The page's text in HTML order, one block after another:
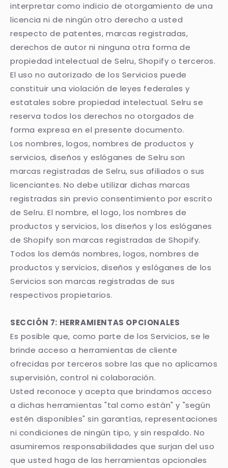
interpretar como indicio de otorgamiento de una
licencia ni de ningún otro derecho a usted
respecto de patentes, marcas registradas,
derechos de autor ni ninguna otra forma de
propiedad intelectual de Selru, Shopify o terceros.
El uso no autorizado de los Servicios puede
constituir una violación de leyes federales y
estatales sobre propiedad intelectual. Selru se
reserva todos los derechos no otorgados de
forma expresa en el presente documento.
Los nombres, logos, nombres de productos y
servicios, diseños y eslóganes de Selru son
marcas registradas de Selru, sus afiliados o sus
licenciantes. No debe utilizar dichas marcas
registradas sin previo consentimiento por escrito
de Selru. El nombre, el logo, los nombres de
productos y servicios, los diseños y los eslóganes
de Shopify son marcas registradas de Shopify.
Todos los demás nombres, logos, nombres de
productos y servicios, diseños y eslóganes de los
Servicios son marcas registradas de sus
respectivos propietarios.
SECCIÓN 7: HERRAMIENTAS OPCIONALES
Es posible que, como parte de los Servicios, se le
brinde acceso a herramientas de cliente
ofrecidas por terceros sobre las que no aplicamos
supervisión, control ni colaboración.
Usted reconoce y acepta que brindamos acceso
a dichas herramientas "tal como están" y "según
estén disponibles" sin garantías, representaciones
ni condiciones de ningún tipo, y sin respaldo. No
asumiremos responsabilidades que surjan del uso
que usted haga de las herramientas opcionales